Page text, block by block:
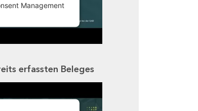
Management
erfassten Beleges